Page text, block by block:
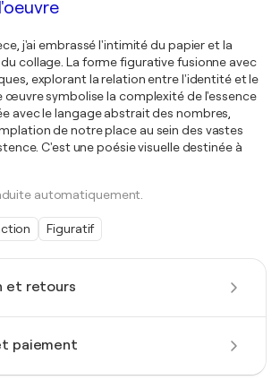
et retours
paiement
j'ai embrassé l'intimité du papier et la
collage. La forme figurative fusionne avec
explorant la relation entre l'identité et le
œuvre symbolise la complexité de l'essence
avec le langage abstrait des nombres,
de notre place au sein des vastes
C'est une poésie visuelle destinée à
automatiquement.
Figuratif